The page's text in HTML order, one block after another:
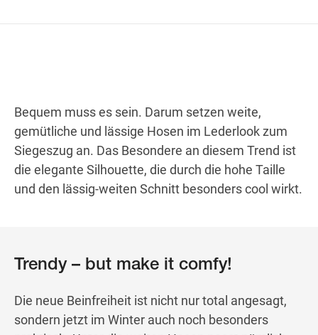
Wegbeschreibung
Bequem muss es sein. Darum setzen weite,
gemütliche und lässige Hosen im Lederlook zum
Siegeszug an. Das Besondere an diesem Trend ist
die elegante Silhouette, die durch die hohe Taille
und den lässig-weiten Schnitt besonders cool wirkt.
Trendy – but make it comfy!
Die neue Beinfreiheit ist nicht nur total angesagt,
sondern jetzt im Winter auch noch besonders